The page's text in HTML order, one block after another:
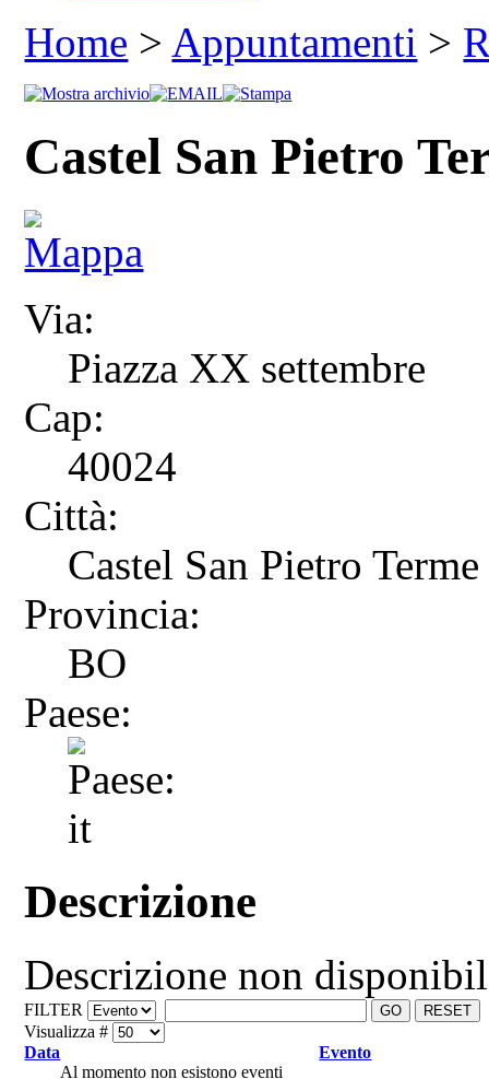
Home > Appuntamenti >
Castel San Pietro
Via:
Piazza XX settembre
Cap:
40024
Città:
Castel San Pietro Terme
Provincia:
BO
Paese:
Descrizione
Descrizione non
FILTER GO RESET
Visualizza #
Data
Evento
Al momento non esistono eventi